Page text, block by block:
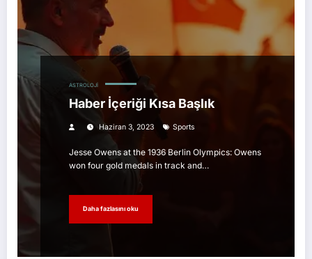
ASTROLOJI
Haber İçeriği Kısa Başlık
Haziran 3, 2023 Sports
Jesse Owens at the 1936 Berlin Olympics: Owens
won four gold medals in track and…
Daha fazlasını oku